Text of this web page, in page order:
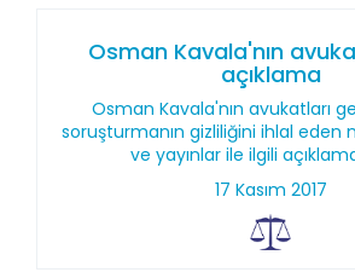
Osman Kavala'nın
açıklama
Osman Kavala'nın avukatları
soruşturmanın gizliliğini ihlal eden
ve yayınlar ile ilgili
17 Kasım 2017